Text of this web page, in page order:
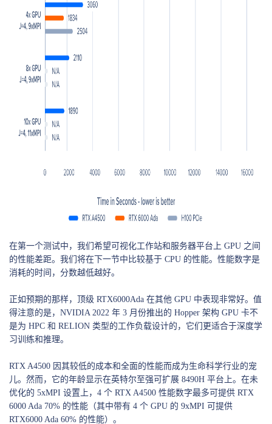
在第一个测试中，我们希望可视化工作站和服务器平台上 GPU 之间
的性能差距。我们将在下一节中比较基于 CPU 的性能。性能数字是
消耗的时间，分数越低越好。
正如预期的那样，顶级 RTX6000Ada 在其他 GPU 中表现非常好。值
得注意的是，NVIDIA 2022 年 3 月份推出的 Hopper 架构 GPU 卡不
是为 HPC 和 RELION 类型的工作负载设计的，它们更适合于深度学
习训练和推理。
RTX A4500 因其较低的成本和全面的性能而成为生命科学行业的宠
儿。然而，它的年龄显示在英特尔至强可扩展 8490H 平台上。在未
优化的 5xMPI 设置上，4 个 RTX A4500 性能数字最多可提供 RTX
6000 Ada 70% 的性能（其中带有 4 个 GPU 的 9xMPI 可提供
RTX6000 Ada 60% 的性能）。